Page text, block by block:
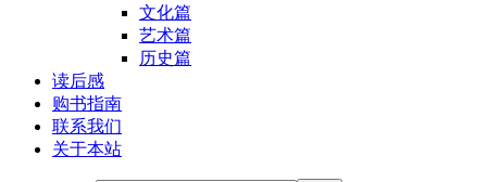
文化篇
艺术篇
历史篇
读后感
购书指南
联系我们
关于本站